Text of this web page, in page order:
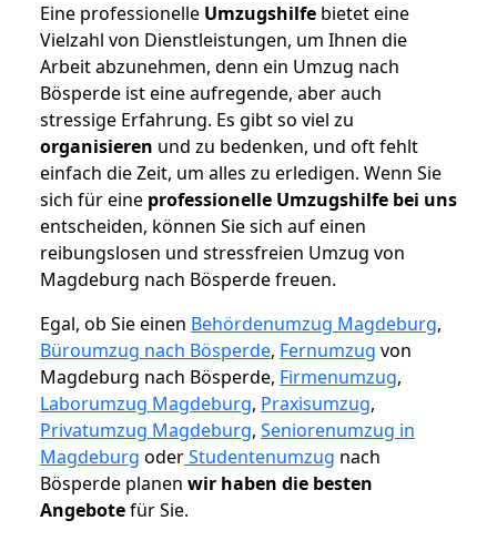
Eine professionelle Umzugshilfe bietet eine
Vielzahl von Dienstleistungen, um Ihnen die
Arbeit abzunehmen, denn ein Umzug nach
Bösperde ist eine aufregende, aber auch
stressige Erfahrung. Es gibt so viel zu
organisieren und zu bedenken, und oft fehlt
einfach die Zeit, um alles zu erledigen. Wenn Sie
sich für eine professionelle Umzugshilfe bei uns
entscheiden, können Sie sich auf einen
reibungslosen und stressfreien Umzug von
Magdeburg nach Bösperde freuen.
Egal, ob Sie einen Behördenumzug Magdeburg,
Büroumzug nach Bösperde, Fernumzug von
Magdeburg nach Bösperde, Firmenumzug,
Laborumzug Magdeburg, Praxisumzug,
Privatumzug Magdeburg, Seniorenumzug in
Magdeburg oderStudentenumzug nach
Bösperde planen wir haben die besten
Angebotefür Sie.